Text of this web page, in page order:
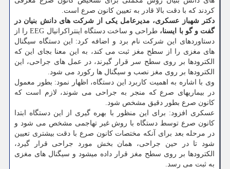
کردند که با دقت بالا قادر به تعیین کانون صرع است.
دکتر شهباز عسکری، مدیرعامل یکی از شرکت های دانش بنیان در
گفت و گو با ایسنا،
طراحی و ساخت دستگاه اینتراکرانیال EEG را از
دستاوردهای این شرکت نام برد و اضافه کرد: این دستگاه سیگنال
های مغزی را از سطح مغز ثبت می کند، به این معنا بجای این که
الکترودها بر روی سطح سر قرار گیرند، در عمل های جراحی، این
الکترودها بر روی مغز نصب و سیگنال ها رکورد می شود.
وی با اشاره به اهمیت کاربرد این دستگاه، اظهار نمود: بطور معمول
در بیماریهای صرع که منجر به جراحی می شوند، لازم است که
کانون صرع بطور دقیق مشخص شود.
عسکری افزود: برای این منظور با بهره گیری از این دستگاه ابتدا
کانون صرع توسط دستگاه با روش غیر تهاجمی مشخص می شود و
در مرحله بعد برای آنکه مختصات کانون صرع با دقت بیشتری تعیین
شود تا در حین جراحی، همان بخش مورد جراحی قرار گیرد،
الکترودها بر روی سطح مغز قرار داده می‎شود و سیگنال های مغزی
به ثبت می رسد.